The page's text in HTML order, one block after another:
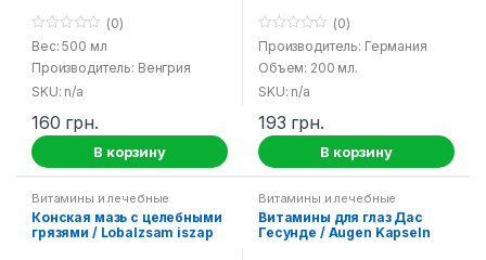
0
o
u
o
5
(0)
Вес: 500 мл
Производитель: Венгрия
SKU: n/a
160 грн.
В корзину
0
o
u
o
5
(0)
Производитель: Германия
Объем: 200 мл.
SKU: n/a
193 грн.
В корзину
Витамины и лечебные
средства
Конская мазь с целебными
грязями / Lobalzsam iszap
Витамины и лечебные
средства
Витамины для глаз Дас
Гесунде / Augen Kapseln